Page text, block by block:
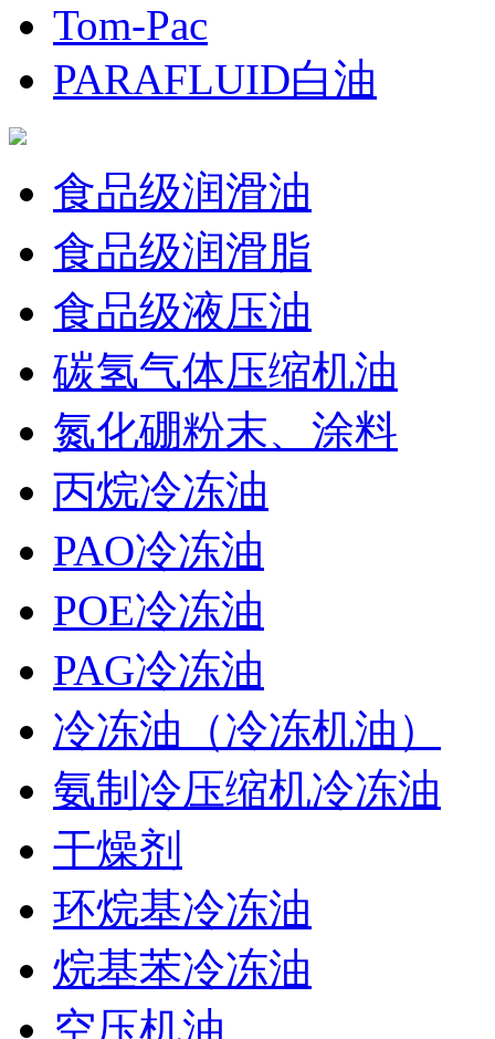
Tom-Pac
PARAFLUID白油
食品级润滑油
食品级润滑脂
食品级液压油
碳氢气体压缩机油
氮化硼粉末、涂料
丙烷冷冻油
PAO冷冻油
POE冷冻油
PAG冷冻油
冷冻油（冷冻机油）
氨制冷压缩机冷冻油
干燥剂
环烷基冷冻油
烷基苯冷冻油
空压机油